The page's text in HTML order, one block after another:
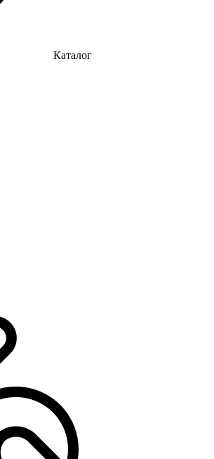
Каталог